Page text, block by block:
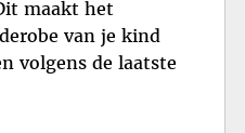
maakt het
van je kind
volgens de laatste